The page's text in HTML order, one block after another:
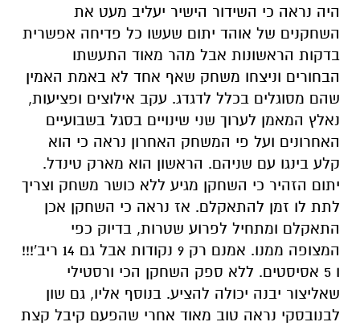
היה נראה כי השידור הישיר יעליב מעט את
השחקנים של אוהד יתום שעשו כל פדיחה אפשרית
בדקות הראשונות אבל מהר מאוד התעשתו
הבחורים וניצחו משחק שאף אחד לא באמת האמין
שהם מסוגלים בכלל לדגדג. עקב אילוצים ופציעות,
נאלץ המאמן לערוך שני שינויים בסגל בשבועיים
האחרונים ועל פי המשחק האחרון נראה כי הוא
קלע בינגו עם שניהם. הראשון הוא מארק טינדל.
יתום הזהיר כי השחקן מגיע ללא כושר משחק וצריך
לתת לו זמן להתאקלם. אז נראה כי השחקן אכן
התאקלם ומתחיל לפרוע שטרות, בדיוק כפי
המצופה ממנו. אמנם רק 9 נקודות אבל גם 14 ריב'!!!
ו 5 אסיסטים. ללא ספק השחקן הכי ורסטילי
שאליצור יבנה יכולה להציע. בנוסף אליו, גם שון
לבנובסקי נראה טוב מאוד אחרי שהפעם קיבל קצת